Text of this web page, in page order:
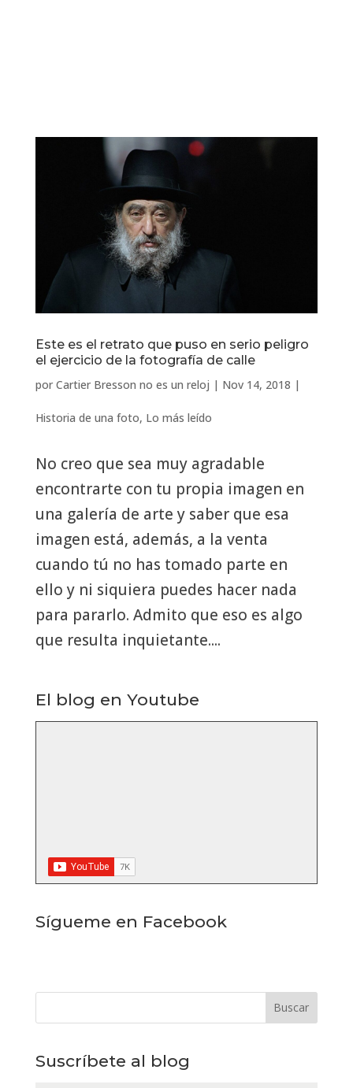
Este es el retrato que puso en serio peligro
el ejercicio de la fotografía de calle
por Cartier Bresson no es un reloj | Nov 14, 2018 |
Historia de una foto, Lo más leído
No creo que sea muy agradable
encontrarte con tu propia imagen en
una galería de arte y saber que esa
imagen está, además, a la venta
cuando tú no has tomado parte en
ello y ni siquiera puedes hacer nada
para pararlo. Admito que eso es algo
que resulta inquietante....
El blog en Youtube
Sígueme en Facebook
Suscríbete al blog